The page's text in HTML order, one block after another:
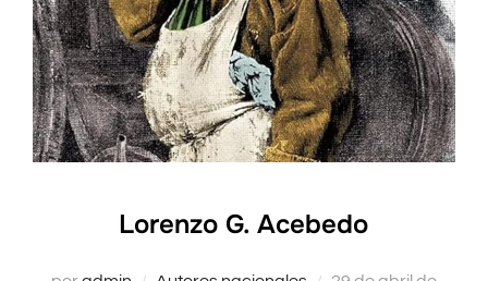
Lorenzo G. Acebedo